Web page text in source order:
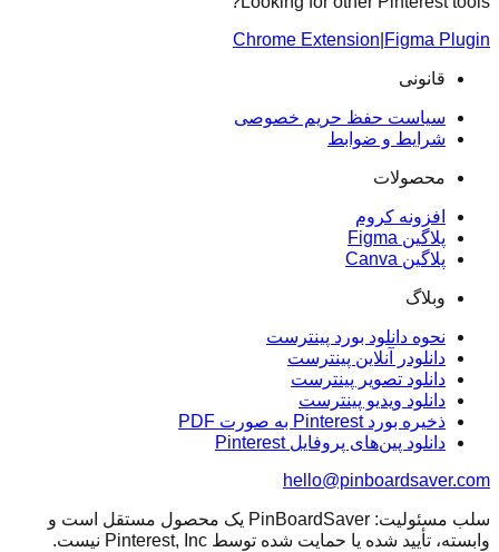
Chrome Extension Figma Plugin
قانونی
سیاست حفظ حریم خصوصی
شرایط و ضوابط
محصولات
افزونه کروم
پلاگین Figma
پلاگین Canva
وبلاگ
نحوه دانلود بورد پینترست
دانلودر آنلاین پینترست
دانلود تصویر پینترست
دانلود ویدیو پینترست
ذخیره بورد Pinterest به صورت PDF
دانلود پین‌های پروفایل Pinterest
hello@pinboardsaver.com
سلب مسئولیت: PinBoardSaver یک محصول مستقل است و
وابسته، تأیید شده یا حمایت شده توسط Pinterest, Inc نیست.